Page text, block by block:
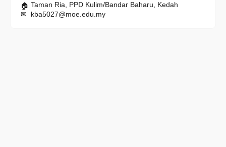
Taman Ria, PPD Kulim/Bandar Baharu, Kedah
kba5027@moe.edu.my